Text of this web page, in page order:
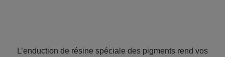
L’enduction de résine spéciale des pigments rend vos